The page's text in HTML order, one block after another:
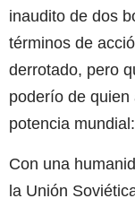
inaudito de dos
términos de
derrotado, pero
poderío de
potencia
Con una
la Unión